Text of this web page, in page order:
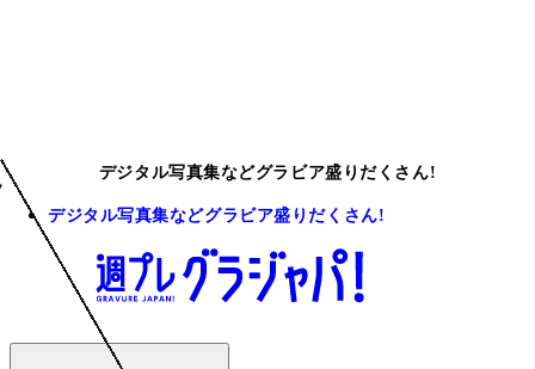
デジタル写真集などグラビア盛りだくさん!
デジタル写真集などグラビア盛りだくさん!